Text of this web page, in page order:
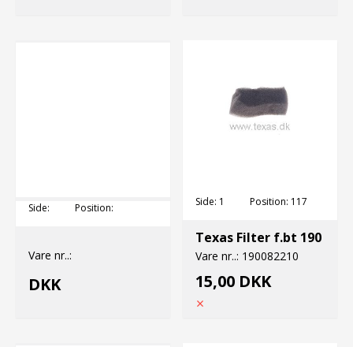
Side: Position:
Vare nr..:
DKK
Side: 1 Position: 117
Texas Filter f.bt 190
Vare nr..: 190082210
15,00 DKK